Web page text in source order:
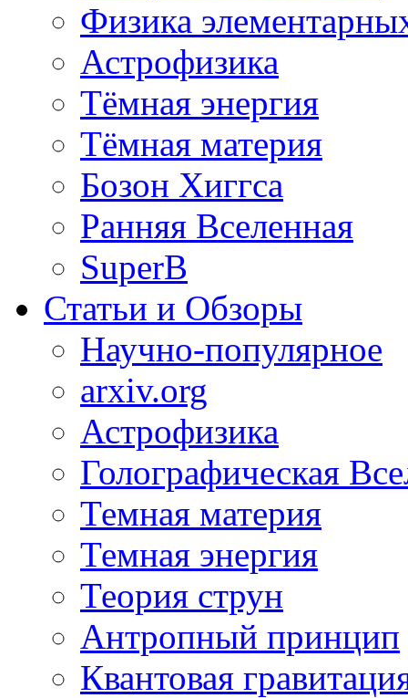
Физика
Астрофизика
Тёмная энергия
Тёмная материя
Бозон Хиггса
Ранняя Вселенная
SuperB
Статьи и Обзоры
Научно-популярное
arxiv.org
Астрофизика
Голографическая
Темная материя
Темная энергия
Теория струн
Антропный принцип
Квантовая